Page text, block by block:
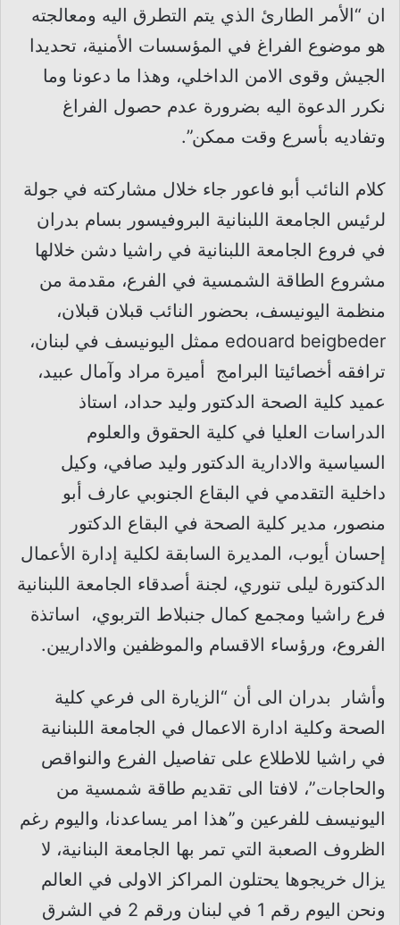
ان “الأمر الطارئ الذي يتم التطرق اليه ومعالجته
هو موضوع الفراغ في المؤسسات الأمنية، تحديدا
الجيش وقوى الامن الداخلي، وهذا ما دعونا وما
نكرر الدعوة اليه بضرورة عدم حصول الفراغ
وتفاديه بأسرع وقت ممكن”.
كلام النائب أبو فاعور جاء خلال مشاركته في جولة
لرئيس الجامعة اللبنانية البروفيسور بسام بدران
في فروع الجامعة اللبنانية في راشيا دشن خلالها
مشروع الطاقة الشمسية في الفرع، مقدمة من
منظمة اليونيسف، بحضور النائب قبلان قبلان،
edouard beigbeder ممثل اليونيسف في لبنان،
ترافقه أخصائيتا البرامج أميرة مراد وآمال عبيد،
عميد كلية الصحة الدكتور وليد حداد، استاذ
الدراسات العليا في كلية الحقوق والعلوم
السياسية والادارية الدكتور وليد صافي، وكيل
داخلية التقدمي في البقاع الجنوبي عارف أبو
منصور، مدير كلية الصحة في البقاع الدكتور
إحسان أيوب، المديرة السابقة لكلية إدارة الأعمال
الدكتورة ليلى تنوري، لجنة أصدقاء الجامعة اللبنانية
فرع راشيا ومجمع كمال جنبلاط التربوي، اساتذة
الفروع، ورؤساء الاقسام والموظفين والاداريين.
وأشار بدران الى أن “الزيارة الى فرعي كلية
الصحة وكلية ادارة الاعمال في الجامعة اللبنانية
في راشيا للاطلاع على تفاصيل الفرع والنواقص
والحاجات”، لافتا الى تقديم طاقة شمسية من
اليونيسف للفرعين و”هذا امر يساعدنا، واليوم رغم
الظروف الصعبة التي تمر بها الجامعة البنانية، لا
يزال خريجوها يحتلون المراكز الاولى في العالم
ونحن اليوم رقم 1 في لبنان ورقم 2 في الشرق